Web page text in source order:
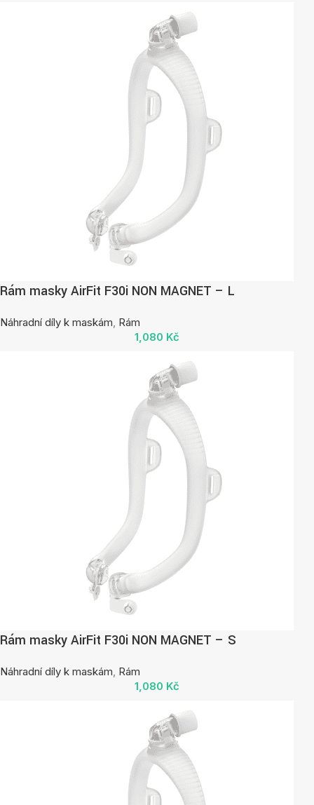
Rám masky AirFit F30i NON MAGNET – L
Náhradní díly k maskám, Rám
1,080 Kč
Rám masky AirFit F30i NON MAGNET – S
Náhradní díly k maskám, Rám
1,080 Kč